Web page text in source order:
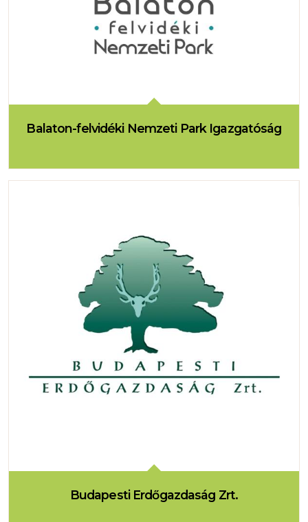
Balaton-felvidéki Nemzeti Park Igazgatóság
Budapesti Erdőgazdaság Zrt.